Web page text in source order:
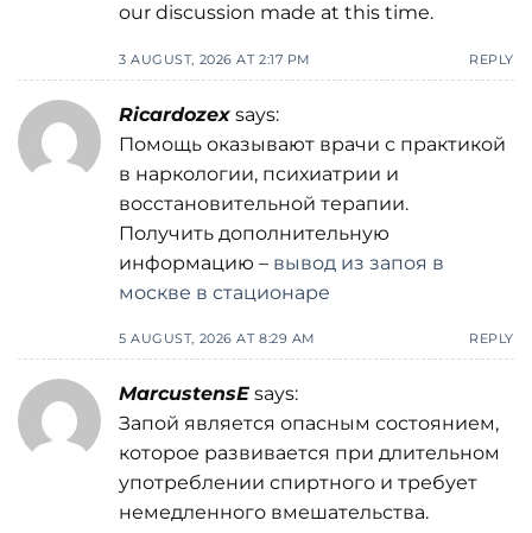
our discussion made at this time.
3 AUGUST, 2026 AT 2:17 PM REPLY
Ricardozex says:
Помощь оказывают врачи с практикой
в наркологии, психиатрии и
восстановительной терапии.
Получить дополнительную
информацию – вывод из запоя в
москве в стационаре
5 AUGUST, 2026 AT 8:29 AM REPLY
MarcustensE says:
Запой является опасным состоянием,
которое развивается при длительном
употреблении спиртного и требует
немедленного вмешательства.